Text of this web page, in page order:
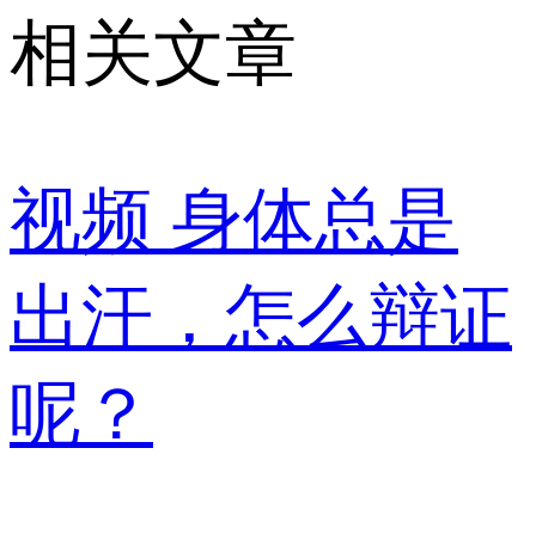
相关文章
视频 身体总是
出汗，怎么辩证
呢？